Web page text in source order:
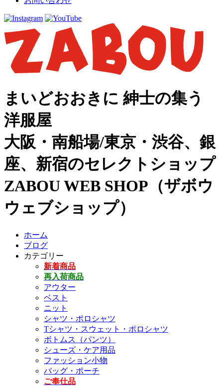
まいどおおきに 紳士の集う
洋服屋
大阪・南船場/東京・渋谷、銀
座、新宿のセレクトショップ
ZABOU WEB SHOP（ザボウ
ウェブショップ）
ホーム
ブログ
カテゴリー
新着商品
再入荷商品
アウター
ベスト
ニット
シャツ・ポロシャツ
Tシャツ・スウェット・ポロシャツ
ボトムス（パンツ）
シューズ・ケア用品
ファッション小物
バッグ・ポーチ
ご奉仕品